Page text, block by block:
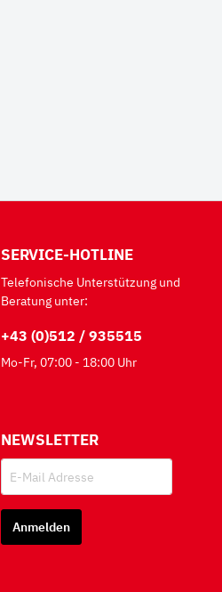
SERVICE-HOTLINE
Telefonische Unterstützung und
Beratung unter:
+43 (0)512 / 935515
Mo-Fr, 07:00 - 18:00 Uhr
NEWSLETTER
Anmelden